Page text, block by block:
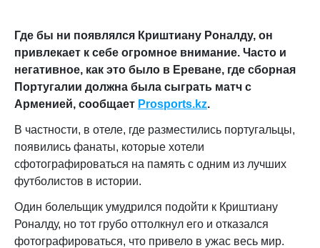
Где бы ни появлялся Криштиану Роналду, он
привлекает к себе огромное внимание. Часто и
негативное, как это было в Ереване, где сборная
Португалии должна была сыграть матч с
Арменией, сообщает Prosports.kz.
В частности, в отеле, где разместились португальцы,
появились фанаты, которые хотели
сфотографироваться на память с одним из лучших
футболистов в истории.
Один болельщик умудрился подойти к Криштиану
Роналду, но тот грубо оттолкнул его и отказался
фотографироваться, что привело в ужас весь мир.